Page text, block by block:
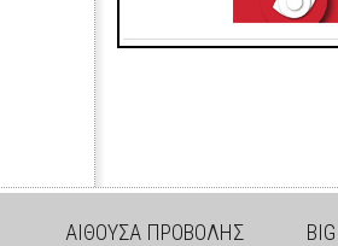
ΑΙΘΟΥΣΑ ΠΡΟΒΟΛΗΣ